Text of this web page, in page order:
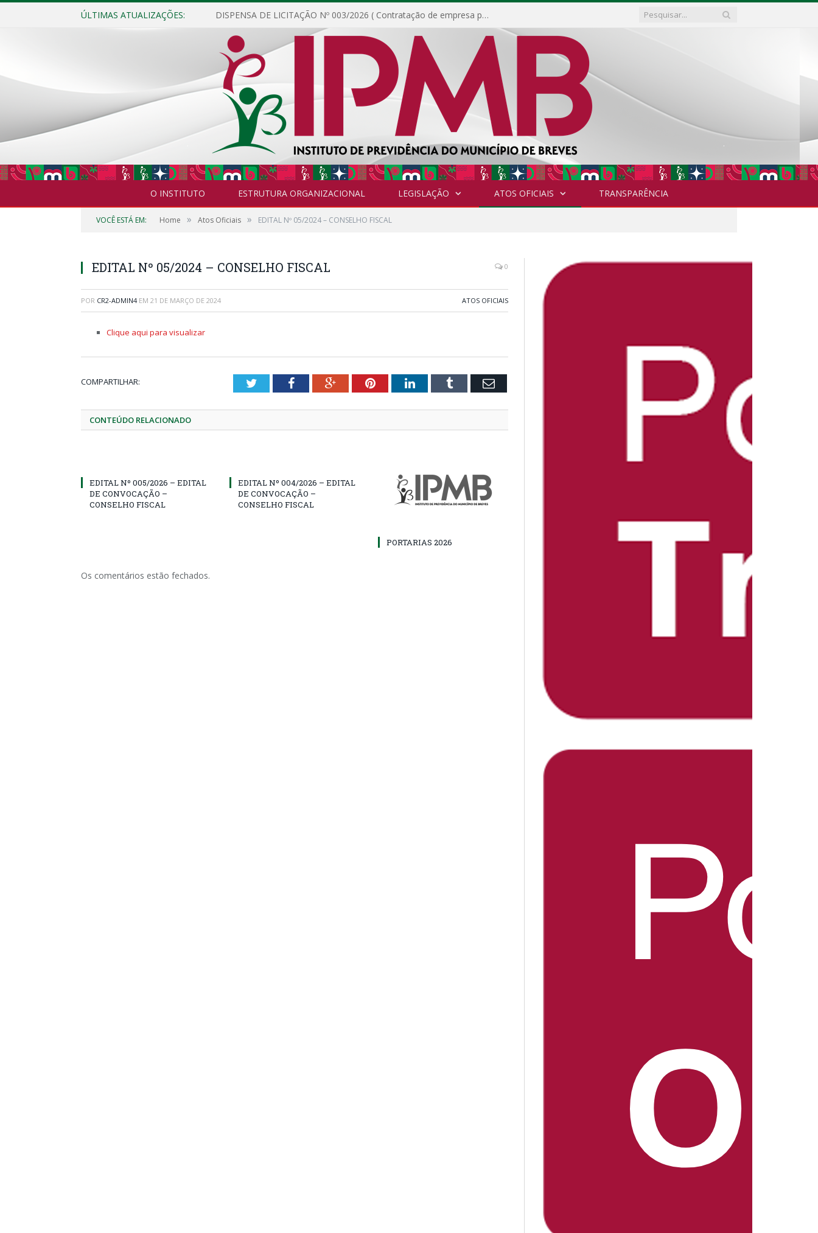
ÚLTIMAS ATUALIZAÇÕES: DISPENSA DE LICITAÇÃO Nº 003/2026 ( Contratação de empresa para fornecimento de gêneros alimentícios não perecíveis, materiais de expediente, descartáveis, copa e cozinha, para análise e posterior publicação.)
O INSTITUTO ESTRUTURA ORGANIZACIONAL LEGISLAÇÃO ATOS OFICIAIS TRANSPARÊNCIA
VOCÊ ESTÁ EM: Home » Atos Oficiais » EDITAL Nº 05/2024 – CONSELHO FISCAL
EDITAL Nº 05/2024 – CONSELHO FISCAL 0
POR CR2-ADMIN4 EM 21 DE MARÇO DE 2024 ATOS OFICIAIS
Clique aqui para visualizar
COMPARTILHAR: TwitterFacebookGoogle+PinterestLinkedInTumblr Email
CONTEÚDO RELACIONADO
EDITAL Nº 005/2026 – EDITAL
DE CONVOCAÇÃO –
CONSELHO FISCAL
EDITAL Nº 004/2026 – EDITAL
DE CONVOCAÇÃO –
CONSELHO FISCAL
PORTARIAS 2026
Os comentários estão fechados.